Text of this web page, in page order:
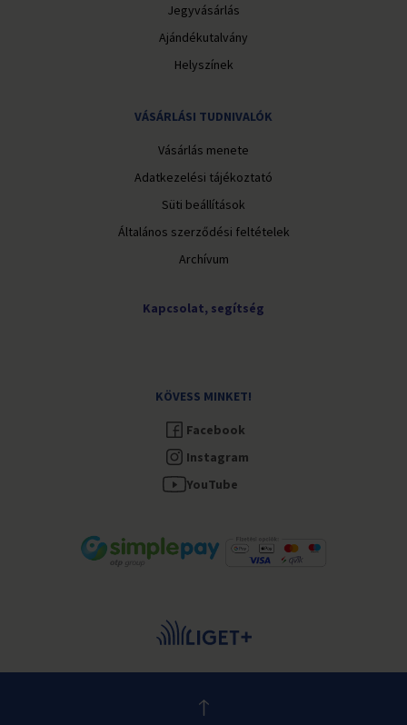
Jegyvásárlás
Ajándékutalvány
Helyszínek
VÁSÁRLÁSI TUDNIVALÓK
Vásárlás menete
Adatkezelési tájékoztató
Süti beállítások
Általános szerződési feltételek
Archívum
Kapcsolat, segítség
KÖVESS MINKET!
Facebook
Instagram
YouTube